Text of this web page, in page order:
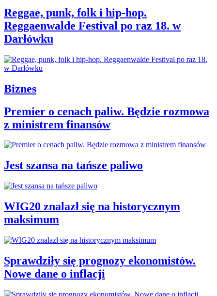
Reggae, punk, folk i hip-hop.
Reggaenwalde Festival po raz 18. w
Darłówku
Biznes
Premier o cenach paliw. Będzie rozmowa
z ministrem finansów
Jest szansa na tańsze paliwo
WIG20 znalazł się na historycznym
maksimum
Sprawdziły się prognozy ekonomistów.
Nowe dane o inflacji